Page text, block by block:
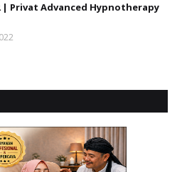
| Privat Advanced Hypnotherapy